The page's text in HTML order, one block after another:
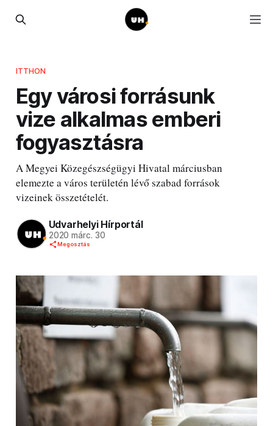
ITTHON
Egy városi forrásunk
vize alkalmas emberi
fogyasztásra
A Megyei Közegészségügyi Hivatal márciusban
elemezte a város területén lévő szabad források
vizeinek összetételét.
Udvarhelyi Hírportál
2020 márc. 30
Megosztás